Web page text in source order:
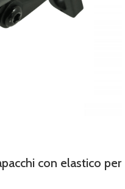
con elastico per